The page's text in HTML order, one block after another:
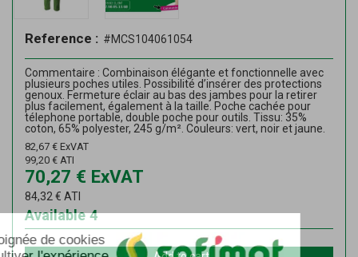
Reference : #MCS104061054
Commentaire : Combinaison élégante et fonctionnelle avec
plusieurs poches utiles. Possibilité d’insérer des protections
genoux. Fermeture éclair au bas des jambes pour la retirer
plus facilement, également à la taille. Poche cachée pour
télephone portable, double poche pour outils. Tissu: 35%
coton, 65% polyester, 245 g/m². Couleurs: vert, noir et jaune.
82,67 € ExVAT
99,20 € ATI
70,27 € ExVAT
84,32€ ATI
4
Available